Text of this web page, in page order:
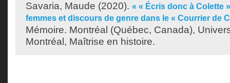
Savaria, Maude (2020). « « Écris donc à Colette
femmes et discours de genre dans le « Courrier de
Mémoire. Montréal (Québec, Canada),
Montréal, Maîtrise en histoire.